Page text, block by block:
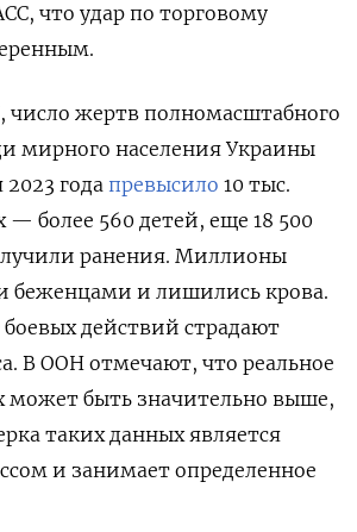
что удар по торговому
жертв полномасштабного
мирного населения Украины
года превысило 10 тыс.
более 560 детей, еще 18 500
ранения. Миллионы
беженцами и лишились крова.
боевых действий страдают
В ООН отмечают, что реальное
может быть значительно выше,
таких данных является
и занимает определенное